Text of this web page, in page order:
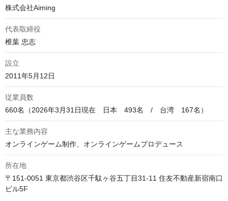
株式会社Aiming
代表取締役
椎葉 忠志
設立
2011年5月12日
従業員数
660名（2026年3月31日現在　日本　493名　/　台湾　167名）
主な業務内容
オンラインゲーム制作、オンラインゲームプロデュース
所在地
〒151-0051 東京都渋谷区千駄ヶ谷五丁目31-11 住友不動産新宿南口
ビル5F